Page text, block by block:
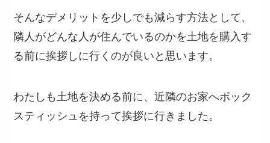
そんなデメリットを少しでも減らす方法として、
隣人がどんな人が住んでいるのかを土地を購入す
る前に挨拶しに行くのが良いと思います。
わたしも土地を決める前に、近隣のお家へボック
スティッシュを持って挨拶に行きました。